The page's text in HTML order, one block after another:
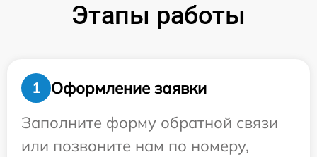
Этапы работы
1
Оформление заявки
Заполните форму обратной связи
или позвоните нам по номеру,